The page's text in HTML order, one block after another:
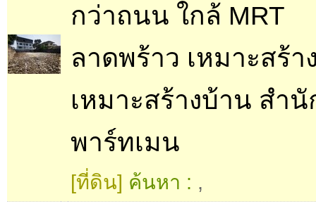
กว่าถนน ใกล้ MRT
ลาดพร้าว เหมาะสร้า
เหมาะสร้างบ้าน สำ
พาร์ทเมน
[ที่ดิน] ค้นหา : ,